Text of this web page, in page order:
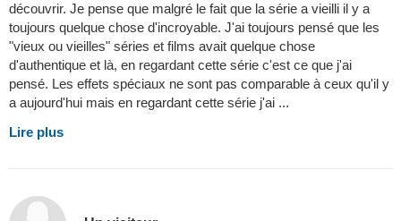
découvrir. Je pense que malgré le fait que la série a vieilli il y a
toujours quelque chose d'incroyable. J'ai toujours pensé que les
"vieux ou vieilles" séries et films avait quelque chose
d'authentique et là, en regardant cette série c'est ce que j'ai
pensé. Les effets spéciaux ne sont pas comparable à ceux qu'il y
a aujourd'hui mais en regardant cette série j'ai ...
Lire plus